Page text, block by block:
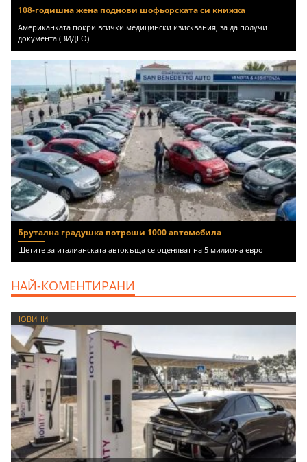
108-годишна жена поднови шофьорската си книжка
Американката покри всички медицински изисквания, за да получи
документа (ВИДЕО)
Брутална градушка потроши 1000 автомобила
Щетите за италианската автокъща се оценяват на 5 милиона евро
НАЙ-КОМЕНТИРАНИ
НОВИНИ